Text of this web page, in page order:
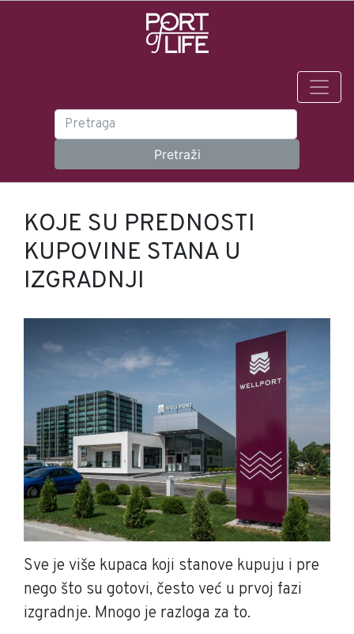
KOJE SU PREDNOSTI
KUPOVINE STANA U
IZGRADNJI
Sve je više kupaca koji stanove kupuju i pre
nego što su gotovi, često već u prvoj fazi
izgradnje. Mnogo je razloga za to.